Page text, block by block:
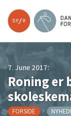
7. June 2017:
Roning er
FORSIDE